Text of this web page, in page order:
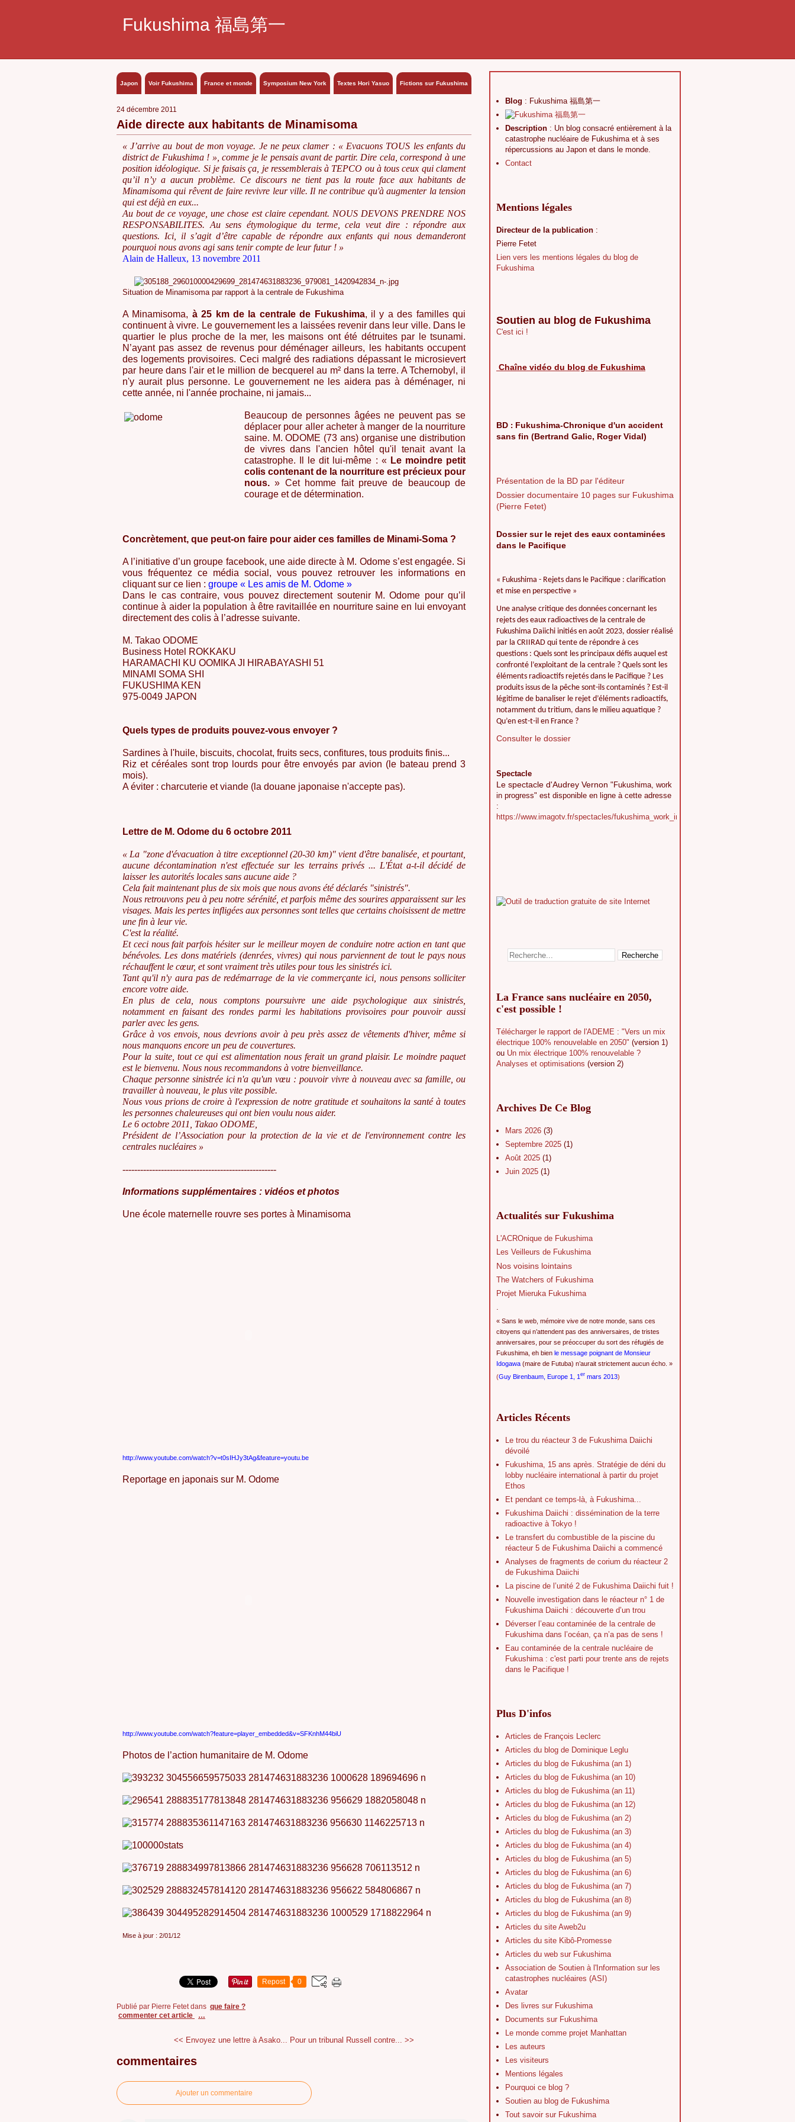
Fukushima 福島第一
Japon Voir Fukushima France et monde Symposium New York Textes Hori Yasuo Fictions sur Fukushima
24 décembre 2011
Aide directe aux habitants de Minamisoma
« J’arrive au bout de mon voyage. Je ne peux clamer : « Evacuons TOUS les enfants du
district de Fukushima ! », comme je le pensais avant de partir. Dire cela, correspond à une
position idéologique. Si je faisais ça, je ressemblerais à TEPCO ou à tous ceux qui clament
qu’il n’y a aucun problème. Ce discours ne tient pas la route face aux habitants de
Minamisoma qui rêvent de faire revivre leur ville. Il ne contribue qu'à augmenter la tension
qui est déjà en eux...
Au bout de ce voyage, une chose est claire cependant. NOUS DEVONS PRENDRE NOS
RESPONSABILITES. Au sens étymologique du terme, cela veut dire : répondre aux
questions. Ici, il s’agit d’être capable de répondre aux enfants qui nous demanderont
pourquoi nous avons agi sans tenir compte de leur futur ! »
Alain de Halleux, 13 novembre 2011
Situation de Minamisoma par rapport à la centrale de Fukushima
A Minamisoma, à 25 km de la centrale de Fukushima, il y a des familles qui
continuent à vivre. Le gouvernement les a laissées revenir dans leur ville. Dans le
quartier le plus proche de la mer, les maisons ont été détruites par le tsunami.
N’ayant pas assez de revenus pour déménager ailleurs, les habitants occupent
des logements provisoires. Ceci malgré des radiations dépassant le microsievert
par heure dans l'air et le million de becquerel au m² dans la terre. A Tchernobyl, il
n'y aurait plus personne. Le gouvernement ne les aidera pas à déménager, ni
cette année, ni l'année prochaine, ni jamais...
Beaucoup de personnes âgées ne peuvent pas se
déplacer pour aller acheter à manger de la nourriture
saine. M. ODOME (73 ans) organise une distribution
de vivres dans l'ancien hôtel qu'il tenait avant la
catastrophe. Il le dit lui-même : « Le moindre petit
colis contenant de la nourriture est précieux pour
nous. » Cet homme fait preuve de beaucoup de
courage et de détermination.
Concrètement, que peut-on faire pour aider ces familles de Minami-Soma ?
A l’initiative d’un groupe facebook, une aide directe à M. Odome s’est engagée. Si
vous fréquentez ce média social, vous pouvez retrouver les informations en
cliquant sur ce lien : groupe « Les amis de M. Odome »
Dans le cas contraire, vous pouvez directement soutenir M. Odome pour qu’il
continue à aider la population à être ravitaillée en nourriture saine en lui envoyant
directement des colis à l’adresse suivante.
M. Takao ODOME
Business Hotel ROKKAKU
HARAMACHI KU OOMIKA JI HIRABAYASHI 51
MINAMI SOMA SHI
FUKUSHIMA KEN
975-0049 JAPON
Quels types de produits pouvez-vous envoyer ?
Sardines à l'huile, biscuits, chocolat, fruits secs, confitures, tous produits finis...
Riz et céréales sont trop lourds pour être envoyés par avion (le bateau prend 3
mois).
A éviter : charcuterie et viande (la douane japonaise n'accepte pas).
Lettre de M. Odome du 6 octobre 2011
« La "zone d'évacuation à titre exceptionnel (20-30 km)" vient d'être banalisée, et pourtant,
aucune décontamination n'est effectuée sur les terrains privés ... L'État a-t-il décidé de
laisser les autorités locales sans aucune aide ?
Cela fait maintenant plus de six mois que nous avons été déclarés "sinistrés".
Nous retrouvons peu à peu notre sérénité, et parfois même des sourires apparaissent sur les
visages. Mais les pertes infligées aux personnes sont telles que certains choisissent de mettre
une fin à leur vie.
C'est la réalité.
Et ceci nous fait parfois hésiter sur le meilleur moyen de conduire notre action en tant que
bénévoles. Les dons matériels (denrées, vivres) qui nous parviennent de tout le pays nous
réchauffent le cœur, et sont vraiment très utiles pour tous les sinistrés ici.
Tant qu'il n'y aura pas de redémarrage de la vie commerçante ici, nous pensons solliciter
encore votre aide.
En plus de cela, nous comptons poursuivre une aide psychologique aux sinistrés,
notamment en faisant des rondes parmi les habitations provisoires pour pouvoir aussi
parler avec les gens.
Grâce à vos envois, nous devrions avoir à peu près assez de vêtements d'hiver, même si
nous manquons encore un peu de couvertures.
Pour la suite, tout ce qui est alimentation nous ferait un grand plaisir. Le moindre paquet
est le bienvenu. Nous nous recommandons à votre bienveillance.
Chaque personne sinistrée ici n'a qu'un vœu : pouvoir vivre à nouveau avec sa famille, ou
travailler à nouveau, le plus vite possible.
Nous vous prions de croire à l'expression de notre gratitude et souhaitons la santé à toutes
les personnes chaleureuses qui ont bien voulu nous aider.
Le 6 octobre 2011, Takao ODOME,
Président de l’Association pour la protection de la vie et de l'environnement contre les
centrales nucléaires »
----------------------------------------------------
Informations supplémentaires : vidéos et photos
Une école maternelle rouvre ses portes à Minamisoma
http://www.youtube.com/watch?v=t0sIHJy3tAg&feature=youtu.be
Reportage en japonais sur M. Odome
http://www.youtube.com/watch?feature=player_embedded&v=SFKnhM44biU
Photos de l’action humanitaire de M. Odome
Mise à jour : 2/01/12
Repost 0
Publié par Pierre Fetet dans que faire ?
commenter cet article
…
<< Envoyez une lettre à Asako... Pour un tribunal Russell contre... >>
commentaires
Ajouter un commentaire
Blog : Fukushima 福島第一
Description : Un blog consacré entièrement à la
catastrophe nucléaire de Fukushima et à ses
répercussions au Japon et dans le monde.
Contact
Mentions légales
Directeur de la publication :
Pierre Fetet
Lien vers les mentions légales du blog de
Fukushima
Soutien au blog de Fukushima
C'est ici !
Chaîne vidéo du blog de Fukushima
BD : Fukushima-Chronique d'un accident
sans fin (Bertrand Galic, Roger Vidal)
Présentation de la BD par l'éditeur
Dossier documentaire 10 pages sur Fukushima
(Pierre Fetet)
Dossier sur le rejet des eaux contaminées
dans le Pacifique
« Fukushima - Rejets dans le Pacifique : clarification
et mise en perspective »
Une analyse critique des données concernant les
rejets des eaux radioactives de la centrale de
Fukushima Daiichi initiés en août 2023, dossier réalisé
par la CRIIRAD qui tente de répondre à ces
questions : Quels sont les principaux défis auquel est
confronté l’exploitant de la centrale ? Quels sont les
éléments radioactifs rejetés dans le Pacifique ? Les
produits issus de la pêche sont-ils contaminés ? Est-il
légitime de banaliser le rejet d’éléments radioactifs,
notamment du tritium, dans le milieu aquatique ?
Qu’en est-t-il en France ?
Consulter le dossier
Spectacle
Le spectacle d'Audrey Vernon "Fukushima, work
in progress" est disponible en ligne à cette adresse
:
https://www.imagotv.fr/spectacles/fukushima_work_in_progress
La France sans nucléaire en 2050,
c'est possible !
Télécharger le rapport de l'ADEME : "Vers un mix
électrique 100% renouvelable en 2050" (version 1)
ou Un mix électrique 100% renouvelable ?
Analyses et optimisations (version 2)
Archives De Ce Blog
Mars 2026 (3)
Septembre 2025 (1)
Août 2025 (1)
Juin 2025 (1)
Actualités sur Fukushima
L'ACROnique de Fukushima
Les Veilleurs de Fukushima
Nos voisins lointains
The Watchers of Fukushima
Projet Mieruka Fukushima
.
« Sans le web, mémoire vive de notre monde, sans ces
citoyens qui n’attendent pas des anniversaires, de tristes
anniversaires, pour se préoccuper du sort des réfugiés de
Fukushima, eh bien le message poignant de Monsieur
Idogawa (maire de Futuba) n’aurait strictement aucun écho. »
(Guy Birenbaum, Europe 1, 1 er mars 2013)
Articles Récents
Le trou du réacteur 3 de Fukushima Daiichi
dévoilé
Fukushima, 15 ans après. Stratégie de déni du
lobby nucléaire international à partir du projet
Ethos
Et pendant ce temps-là, à Fukushima...
Fukushima Daiichi : dissémination de la terre
radioactive à Tokyo !
Le transfert du combustible de la piscine du
réacteur 5 de Fukushima Daiichi a commencé
Analyses de fragments de corium du réacteur 2
de Fukushima Daiichi
La piscine de l’unité 2 de Fukushima Daiichi fuit !
Nouvelle investigation dans le réacteur n° 1 de
Fukushima Daiichi : découverte d’un trou
Déverser l’eau contaminée de la centrale de
Fukushima dans l’océan, ça n’a pas de sens !
Eau contaminée de la centrale nucléaire de
Fukushima : c'est parti pour trente ans de rejets
dans le Pacifique !
Plus D'infos
Articles de François Leclerc
Articles du blog de Dominique Leglu
Articles du blog de Fukushima (an 1)
Articles du blog de Fukushima (an 10)
Articles du blog de Fukushima (an 11)
Articles du blog de Fukushima (an 12)
Articles du blog de Fukushima (an 2)
Articles du blog de Fukushima (an 3)
Articles du blog de Fukushima (an 4)
Articles du blog de Fukushima (an 5)
Articles du blog de Fukushima (an 6)
Articles du blog de Fukushima (an 7)
Articles du blog de Fukushima (an 8)
Articles du blog de Fukushima (an 9)
Articles du site Aweb2u
Articles du site Kibô-Promesse
Articles du web sur Fukushima
Association de Soutien à l'Information sur les
catastrophes nucléaires (ASI)
Avatar
Des livres sur Fukushima
Documents sur Fukushima
Le monde comme projet Manhattan
Les auteurs
Les visiteurs
Mentions légales
Pourquoi ce blog ?
Soutien au blog de Fukushima
Tout savoir sur Fukushima